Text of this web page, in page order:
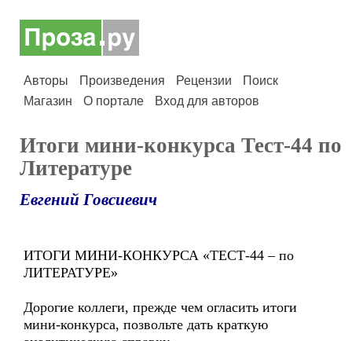
Авторы Произведения Рецензии
Поиск
Магазин
О портале Вход для авторов
Итоги мини-конкурса Тест-44 по
Литературе
Евгений Говсиевич
ИТОГИ МИНИ-КОНКУРСА «ТЕСТ-44 – по
ЛИТЕРАТУРЕ»
Дорогие коллеги, прежде чем огласить итоги
мини-конкурса, позвольте дать краткую